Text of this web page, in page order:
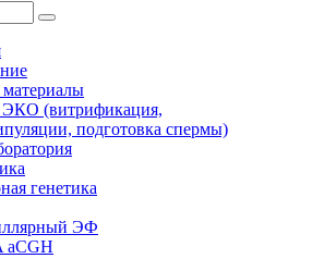
(витрификация,
подготовка спермы)
генетика
ЭФ
aCGH